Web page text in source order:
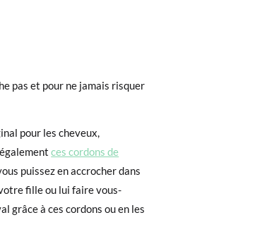
pas et pour ne jamais risquer
pour les cheveux,
ces cordons de
puissez en accrocher dans
fille ou lui faire vous-
grâce à ces cordons ou en les
la livraison standard coûte
pouvez facilement
passé commande en tant